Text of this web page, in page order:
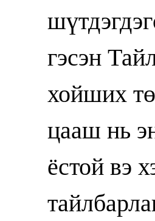
гэсэн
хойших
цааш нь
ёстой вэ